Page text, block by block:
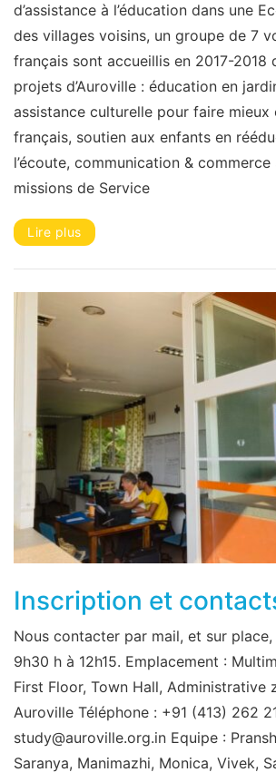
d’assistance à l’éducation dans une
des villages voisins, un groupe de 7
français sont accueillis en 2017-2018
projets d’Auroville : éducation en
assistance culturelle pour faire mieux
français, soutien aux enfants en
l’écoute, communication &
missions de Service
Lire plus
Inscription et
Nous contacter par mail, et sur
9h30 h à 12h15. Emplacement :
First Floor, Town Hall, Administrative
Auroville Téléphone : +91 (413) 262
study@auroville.org.in Equipe :
Saranya, Manimazhi, Monica, Vivek,